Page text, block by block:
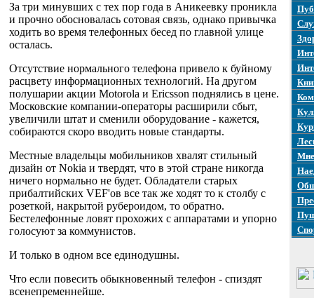
За три минувших с тех пор года в Аникеевку проникла
и прочно обосновалась сотовая связь, однако привычка
ходить во время телефонных бесед по главной улице
осталась.
Отсутствие нормального телефона привело к буйному
расцвету информационных технологий. На другом
полушарии акции Motorola и Ericsson поднялись в цене.
Московские компании-операторы расширили сбыт,
увеличили штат и сменили оборудование - кажется,
собираются скоро вводить новые стандарты.
Местные владельцы мобильников хвалят стильный
дизайн от Nokia и твердят, что в этой стране никогда
ничего нормально не будет. Обладатели старых
прибалтийских VEF'ов все так же ходят то к столбу с
розеткой, накрытой рубероидом, то обратно.
Бестелефонные ловят прохожих с аппаратами и упорно
голосуют за коммунистов.
И только в одном все единодушны.
Что если повесить обыкновенный телефон - спиздят
всенепременнейше.